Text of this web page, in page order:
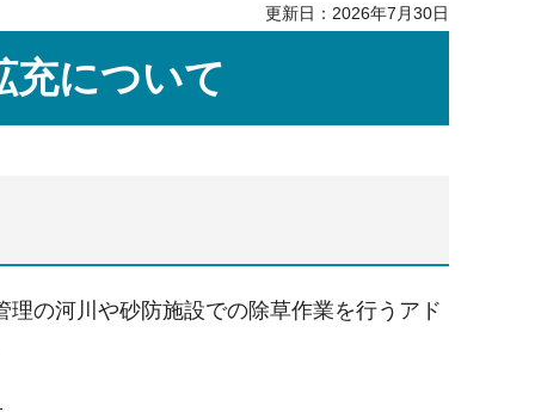
更新日：2026年7月30日
充について
理の河川や砂防施設での除草作業を行うアド